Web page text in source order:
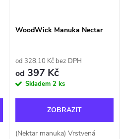
WoodWick Manuka Nectar
od 328,10 Kč bez DPH
od 397 Kč
Skladem 2 ks
ZOBRAZIT
(Nektar manuka) Vrstvená